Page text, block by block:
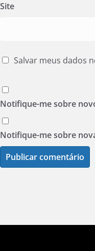
Site
Salvar meus dados
Notifique-me sobre
Notifique-me sobre